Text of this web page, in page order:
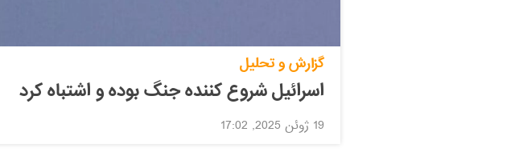
گزارش و تحلیل
اسرائیل شروع کننده جنگ بوده و اشتباه کرد
19 ژوئن 2025, 17:02